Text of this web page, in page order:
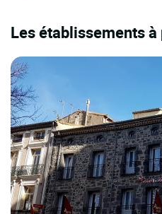
Les établissements